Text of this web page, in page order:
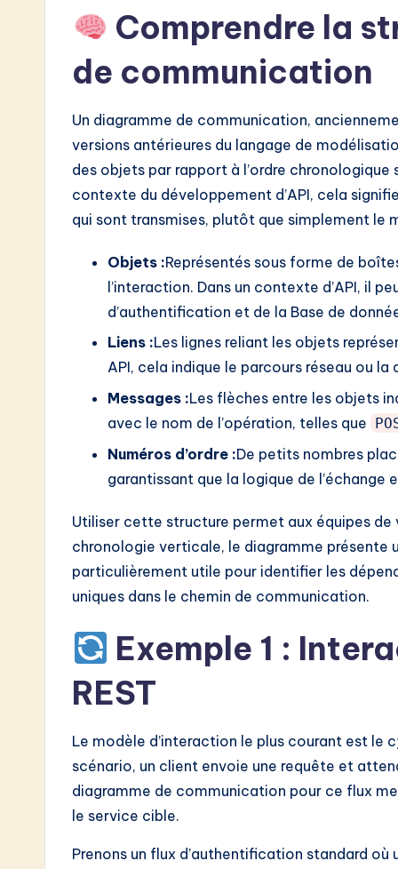
w
Comprendre la
de communication
Un diagramme de communication,
versions antérieures du langage de
des objets par rapport à l’ordre
contexte du développement d’API, cela
qui sont transmises, plutôt que simplement le
Objets :Représentés sous forme de
l’interaction. Dans un contexte d’API, il
d’authentification et de la Base de
Liens :Les lignes reliant les objets
API, cela indique le parcours réseau ou la
Messages :Les flèches entre les objets
avec le nom de l’opération, telles que
Numéros d’ordre :De petits nombres
garantissant que la logique de l’échange
Utiliser cette structure permet aux équipes de
chronologie verticale, le diagramme présente
particulièrement utile pour identifier les
uniques dans le chemin de communication.
Exemple 1 :
REST
Le modèle d’interaction le plus courant est le
scénario, un client envoie une requête et
diagramme de communication pour ce flux
le service cible.
Prenons un flux d’authentification standard